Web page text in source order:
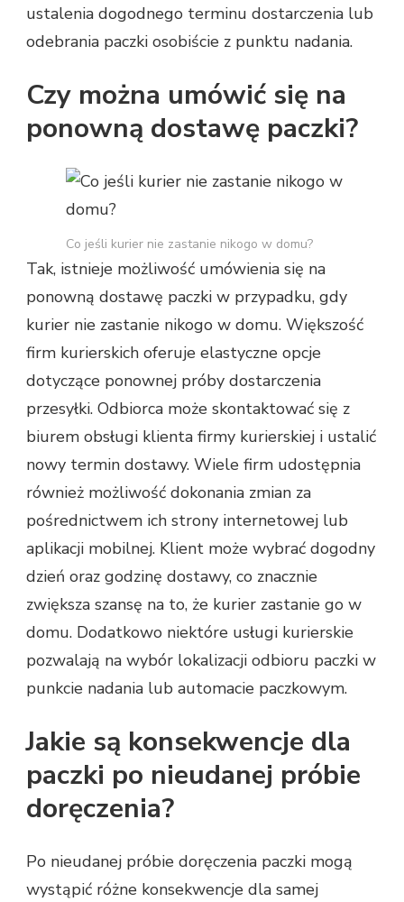
ustalenia dogodnego terminu dostarczenia lub
odebrania paczki osobiście z punktu nadania.
Czy można umówić się na
ponowną dostawę paczki?
Co jeśli kurier nie zastanie nikogo w domu?
Tak, istnieje możliwość umówienia się na
ponowną dostawę paczki w przypadku, gdy
kurier nie zastanie nikogo w domu. Większość
firm kurierskich oferuje elastyczne opcje
dotyczące ponownej próby dostarczenia
przesyłki. Odbiorca może skontaktować się z
biurem obsługi klienta firmy kurierskiej i ustalić
nowy termin dostawy. Wiele firm udostępnia
również możliwość dokonania zmian za
pośrednictwem ich strony internetowej lub
aplikacji mobilnej. Klient może wybrać dogodny
dzień oraz godzinę dostawy, co znacznie
zwiększa szansę na to, że kurier zastanie go w
domu. Dodatkowo niektóre usługi kurierskie
pozwalają na wybór lokalizacji odbioru paczki w
punkcie nadania lub automacie paczkowym.
Jakie są konsekwencje dla
paczki po nieudanej próbie
doręczenia?
Po nieudanej próbie doręczenia paczki mogą
wystąpić różne konsekwencje dla samej